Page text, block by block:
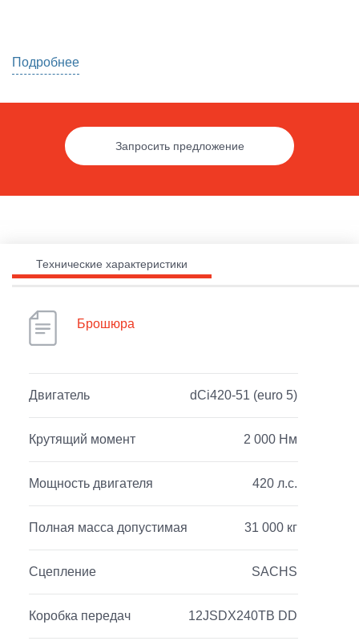
Подробнее
Запросить предложение
Технические характеристики
Брошюра
Двигатель dCi420-51 (euro 5)
Крутящий момент 2 000 Нм
Мощность двигателя 420 л.с.
Полная масса допустимая 31 000 кг
Сцепление SACHS
Коробка передач 12JSDX240TB DD